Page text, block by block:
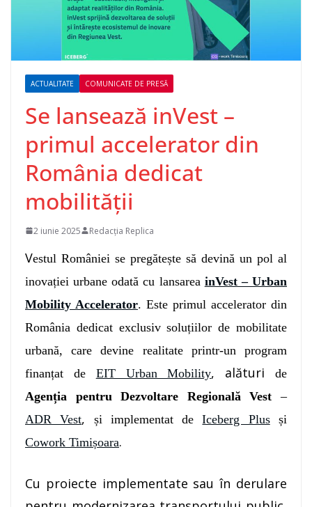
ACTUALITATE COMUNICATE DE PRESĂ
Se lansează inVest –
primul accelerator din
România dedicat
mobilității
2 iunie 2025 Redacția Replica
Vestul României se pregătește să devină un pol al
inovației urbane odată cu lansarea inVest – Urban
Mobility Accelerator. Este primul accelerator din
România dedicat exclusiv soluțiilor de mobilitate
urbană, care devine realitate printr-un program
finanțat de EIT Urban Mobility, alături de
Agenția pentru Dezvoltare Regională Vest –
ADR Vest, și implementat deIceberg Plusși
Cowork Timișoara.
Cu proiecte implementate sau în derulare